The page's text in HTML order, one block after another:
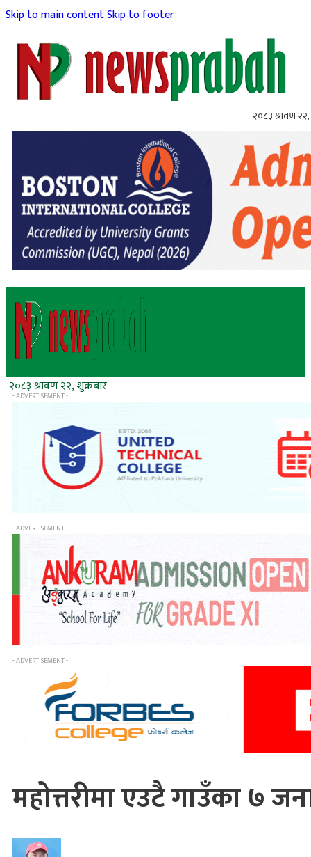
Skip to main contentSkip to footer
२०८३ श्रावण २२,
२०८३ श्रावण २२, शुक्रबार
- ADVERTISEMENT -
- ADVERTISEMENT -
- ADVERTISEMENT -
महोत्तरीमा एउटै गाउँका ७